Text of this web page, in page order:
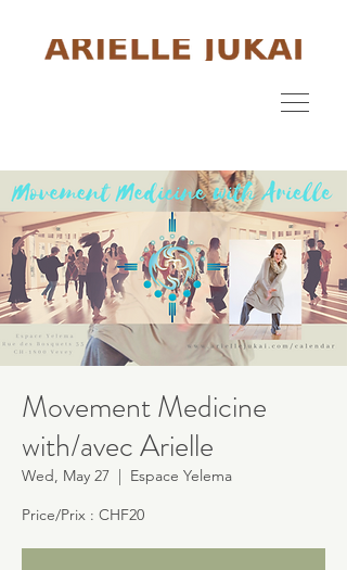
Movement Medicine
with/avec Arielle
Wed, May 27
  |
Espace Yelema
Price/Prix : CHF20